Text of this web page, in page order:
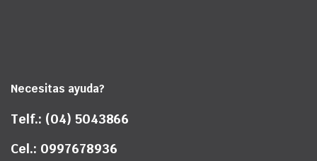
Necesitas ayuda?
Telf.: (04) 5043866
Cel.: 0997678936